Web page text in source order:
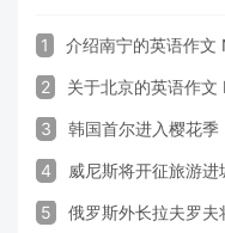
1 介绍南宁的英语作
2 关于北京的英语作
3 韩国首尔进入樱花季
4 威尼斯将开征旅游进
5 俄罗斯外长拉夫罗夫